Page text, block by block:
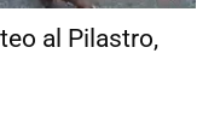
al Pilastro,